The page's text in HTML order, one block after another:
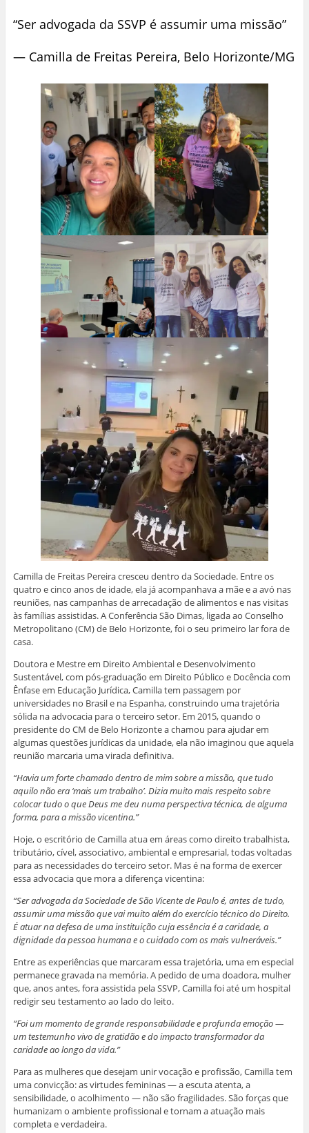
“Ser advogada da SSVP é assumir uma missão”
— Camilla de Freitas Pereira, Belo Horizonte/MG
Camilla de Freitas Pereira cresceu dentro da Sociedade. Entre os
quatro e cinco anos de idade, ela já acompanhava a mãe e a avó nas
reuniões, nas campanhas de arrecadação de alimentos e nas visitas
às famílias assistidas. A Conferência São Dimas, ligada ao Conselho
Metropolitano (CM) de Belo Horizonte, foi o seu primeiro lar fora de
casa.
Doutora e Mestre em Direito Ambiental e Desenvolvimento
Sustentável, com pós-graduação em Direito Público e Docência com
Ênfase em Educação Jurídica, Camilla tem passagem por
universidades no Brasil e na Espanha, construindo uma trajetória
sólida na advocacia para o terceiro setor. Em 2015, quando o
presidente do CM de Belo Horizonte a chamou para ajudar em
algumas questões jurídicas da unidade, ela não imaginou que aquela
reunião marcaria uma virada definitiva.
“Havia um forte chamado dentro de mim sobre a missão, que tudo
aquilo não era ‘mais um trabalho’. Dizia muito mais respeito sobre
colocar tudo o que Deus me deu numa perspectiva técnica, de alguma
forma, para a missão vicentina.”
Hoje, o escritório de Camilla atua em áreas como direito trabalhista,
tributário, cível, associativo, ambiental e empresarial, todas voltadas
para as necessidades do terceiro setor. Mas é na forma de exercer
essa advocacia que mora a diferença vicentina:
“Ser advogada da Sociedade de São Vicente de Paulo é, antes de tudo,
assumir uma missão que vai muito além do exercício técnico do Direito.
É atuar na defesa de uma instituição cuja essência é a caridade, a
dignidade da pessoa humana e o cuidado com os mais vulneráveis.”
Entre as experiências que marcaram essa trajetória, uma em especial
permanece gravada na memória. A pedido de uma doadora, mulher
que, anos antes, fora assistida pela SSVP, Camilla foi até um hospital
redigir seu testamento ao lado do leito.
“Foi um momento de grande responsabilidade e profunda emoção —
um testemunho vivo de gratidão e do impacto transformador da
caridade ao longo da vida.”
Para as mulheres que desejam unir vocação e profissão, Camilla tem
uma convicção: as virtudes femininas — a escuta atenta, a
sensibilidade, o acolhimento — não são fragilidades. São forças que
humanizam o ambiente profissional e tornam a atuação mais
completa e verdadeira.